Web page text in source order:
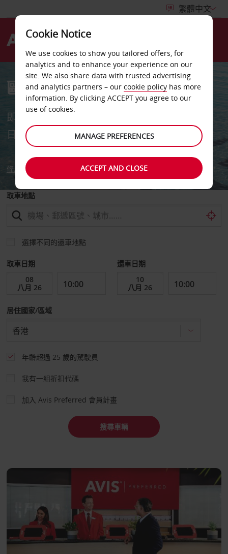
歐洲租車最高可享 8折優惠
即日起至8月10日期間預訂，8月17日至12月31
日期間出發。部分條款限制適用。
條款與細則
取車地點
選擇不同的還車地點
取車日期 還車日期
居住國家/區域
年齡超過 25 歲的駕駛員
我有一組折扣代碼
加入 Avis Preferred 會員計畫
搜尋車輛
Cookie Notice
We use cookies to show you tailored offers, for
analytics and to enhance your experience on our
site. We also share data with trusted advertising
and analytics partners – our cookie policy has more
information. By clicking ACCEPT you agree to our
use of cookies.
MANAGE PREFERENCES
ACCEPT AND CLOSE